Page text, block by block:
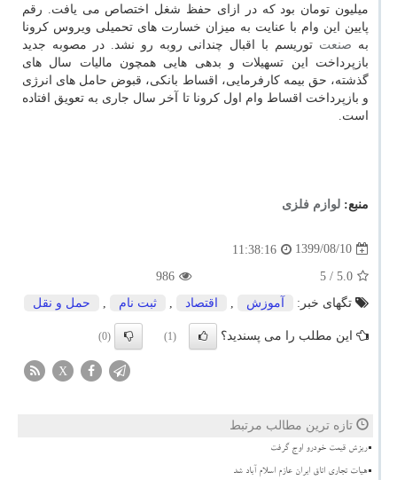
میلیون تومان بود که در ازای حفظ شغل اختصاص می یافت. رقم
پایین این وام با عنایت به میزان خسارت های تحمیلی ویروس کرونا
به صنعت توریسم با اقبال چندانی روبه رو نشد. در مصوبه جدید
بازپرداخت این تسهیلات و بدهی هایی همچون مالیات سال های
گذشته، حق بیمه کارفرمایی، اقساط بانکی، قبوض حامل های انرژی
و بازپرداخت اقساط وام اول کرونا تا آخر سال جاری به تعویق افتاده
است.
منبع: لوازم فلزی
1399/08/10
11:38:16
5.0
/ 5
986
تگهای خبر:
آموزش , اقتصاد , ثبت نام , حمل و نقل
این مطلب را می پسندید؟ (1)
(0)
X
تازه ترین مطالب مرتبط
ریزش قیمت خودرو اوج گرفت
هیات تجاری اتاق ایران عازم اسلام آباد شد